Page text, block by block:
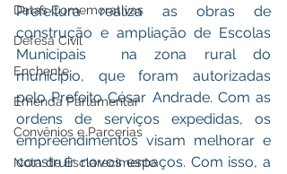
Datas Comemorativas
Defesa Civil
Enchente
Emenda Parlamentar
Convênios e Parcerias
Nota de Esclarecimento
Prefeitura realiza as obras de
construção e ampliação de Escolas
Municipais  na zona rural do
município, que foram autorizadas
pelo Prefeito César Andrade. Com as
ordens de serviços expedidas, os
empreendimentos visam melhorar e
construir novos espaços. Com isso, a